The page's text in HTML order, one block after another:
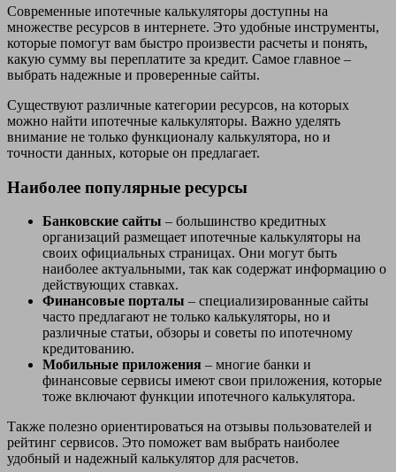
Современные ипотечные калькуляторы доступны на
множестве ресурсов в интернете. Это удобные инструменты,
которые помогут вам быстро произвести расчеты и понять,
какую сумму вы переплатите за кредит. Самое главное –
выбрать надежные и проверенные сайты.
Существуют различные категории ресурсов, на которых
можно найти ипотечные калькуляторы. Важно уделять
внимание не только функционалу калькулятора, но и
точности данных, которые он предлагает.
Наиболее популярные ресурсы
Банковские сайты – большинство кредитных
организаций размещает ипотечные калькуляторы на
своих официальных страницах. Они могут быть
наиболее актуальными, так как содержат информацию о
действующих ставках.
Финансовые порталы – специализированные сайты
часто предлагают не только калькуляторы, но и
различные статьи, обзоры и советы по ипотечному
кредитованию.
Мобильные приложения – многие банки и
финансовые сервисы имеют свои приложения, которые
тоже включают функции ипотечного калькулятора.
Также полезно ориентироваться на отзывы пользователей и
рейтинг сервисов. Это поможет вам выбрать наиболее
удобный и надежный калькулятор для расчетов.